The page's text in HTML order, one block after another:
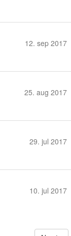
12. sep 2017
25. aug 2017
29. jul 2017
10. jul 2017